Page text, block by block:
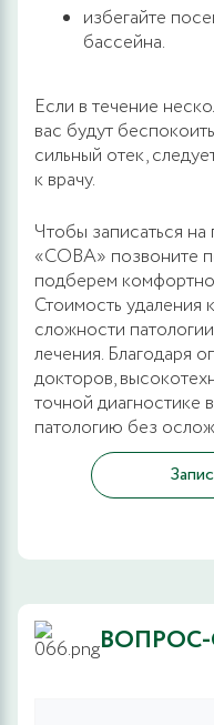
избегайте
бассейна.
Если в течение
вас будут
сильный отек,
к врачу.
Чтобы записаться
«СОВА» позвоните
подберем
Стоимость удаления
сложности
лечения. Благодаря
докторов,
точной диагностике
патологию без